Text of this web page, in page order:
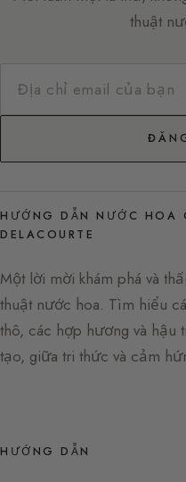
thuật
HƯỚNG DẪN NƯỚC HOA
DELACOURTE
Một lời mời khám phá và
thuật nước hoa. Tìm hiểu
thô, các hợp hương và hậu
tạo, giữa tri thức và cảm
HƯỚNG DẪN